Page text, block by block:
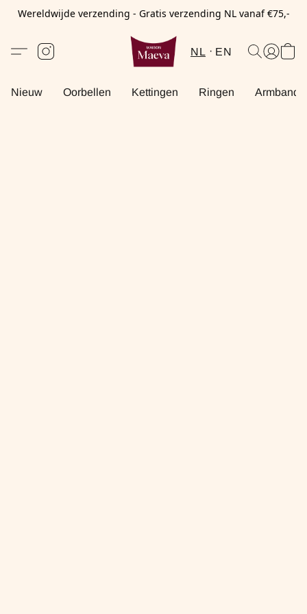
Wereldwijde verzending - Gratis verzending NL vanaf €75,-
NL EN
Nieuw Oorbellen Kettingen Ringen